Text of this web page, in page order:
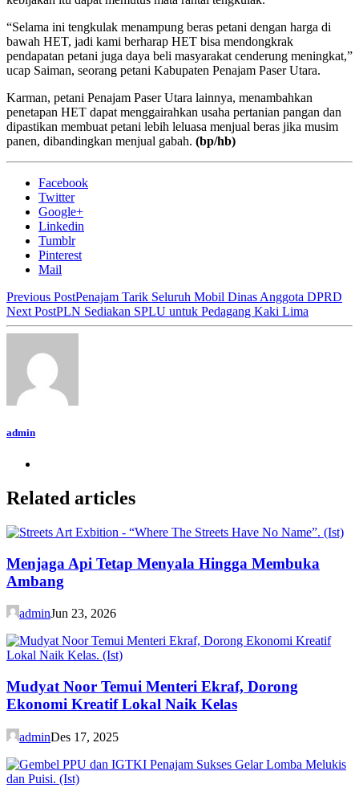
“Selama ini tengkulak menampung beras petani dengan harga di
bawah HET, jadi kami berharap HET bisa mendongkrak
pendapatan petani juga daya beli masyarakat cenderung meningkat,”
ucap Saiman, seorang petani Kabupaten Penajam Paser Utara.
Karman, petani Penajam Paser Utara lainnya, menambahkan
penetapan HET dapat menggairahkan usaha pertanian pangan dan
dipastikan membuat petani lebih leluasa menjual beras jika musim
panen, dibandingkan menjual gabah. (bp/hb)
Facebook
Twitter
Google+
Linkedin
Tumblr
Pinterest
Mail
Previous PostPenajam Tarik Seluruh Mobil Dinas Anggota DPRD
Next PostPLN Sediakan SPLU untuk Pedagang Kaki Lima
admin
Related articles
Menjaga Api Tetap Menyala Hingga Membuka
Ambang
adminJun 23, 2026
Mudyat Noor Temui Menteri Ekraf, Dorong
Ekonomi Kreatif Lokal Naik Kelas
adminDes 17, 2025